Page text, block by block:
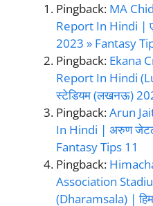
Pingback: MA
Report In Hindi |
2023 » Fantasy
Pingback: Ekana
Report In Hindi
स्टेडियम (लखनऊ)
Pingback:Arun
In Hindi | अरुण जेटली
Fantasy Tips 11
Pingback:
Association
(Dharamsala) |